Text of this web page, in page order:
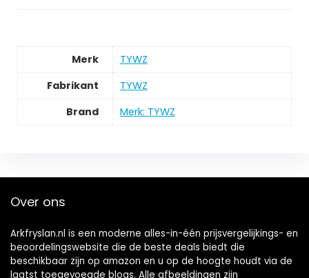
Merk
‎TYWZ
Fabrikant
‎TYWZ
Brand
Merk: TYWZ
Over ons
Arkfryslan.nl is een moderne alles-in-één prijsvergelijkings- en
beoordelingswebsite die de beste deals biedt die
beschikbaar zijn op amazon en u op de hoogte houdt via de
laatst toegevoegde blogs. Alle afbeeldingen zijn